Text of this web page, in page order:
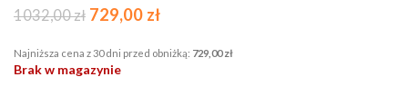
1032,00zł 729,00 zł
Najniższa cena z 30 dni przed obniżką: 729,00zł
Brak w magazynie